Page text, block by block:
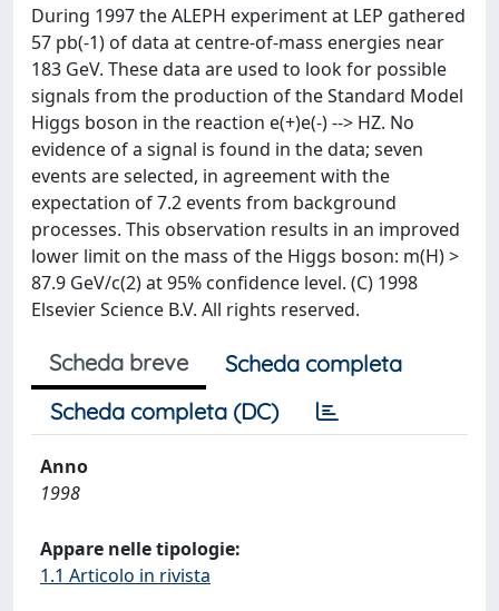
During 1997 the ALEPH experiment at LEP gathered
57 pb(-1) of data at centre-of-mass energies near
183 GeV. These data are used to look for possible
signals from the production of the Standard Model
Higgs boson in the reaction e(+)e(-) --> HZ. No
evidence of a signal is found in the data; seven
events are selected, in agreement with the
expectation of 7.2 events from background
processes. This observation results in an improved
lower limit on the mass of the Higgs boson: m(H) >
87.9 GeV/c(2) at 95% confidence level. (C) 1998
Elsevier Science B.V. All rights reserved.
Scheda breve
Scheda completa
Scheda completa (DC)
Anno
1998
Appare nelle tipologie:
1.1 Articolo in rivista